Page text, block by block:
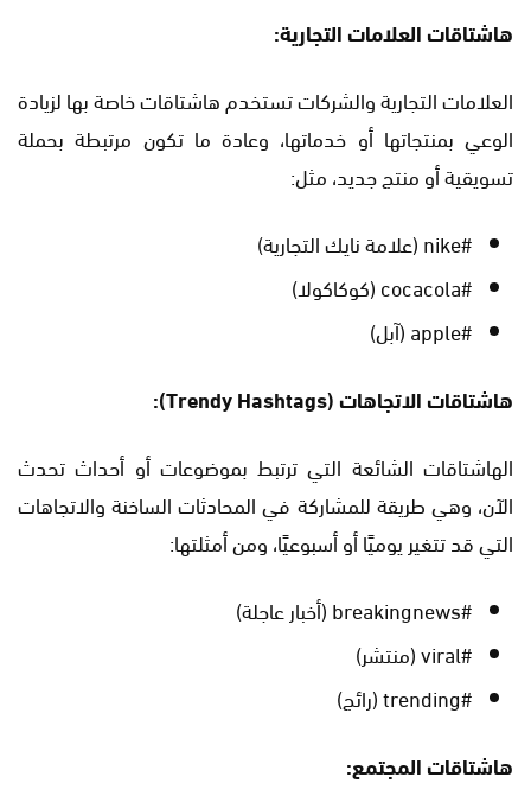
هاشتاقات العلامات التجارية:
العلامات التجارية والشركات تستخدم هاشتاقات خاصة بها لزيادة
الوعي بمنتجاتها أو خدماتها، وعادة ما تكون مرتبطة بحملة
تسويقية أو منتج جديد، مثل:
#nike (علامة نايك التجارية)
#cocacola (كوكاكولا)
#apple (آبل)
هاشتاقات الاتجاهات (Trendy Hashtags):
الهاشتاقات الشائعة التي ترتبط بموضوعات أو أحداث تحدث
الآن، وهي طريقة للمشاركة في المحادثات الساخنة والاتجاهات
التي قد تتغير يوميًا أو أسبوعيًا، ومن أمثلتها:
#breakingnews (أخبار عاجلة)
#viral (منتشر)
#trending (رائج)
هاشتاقات المجتمع: